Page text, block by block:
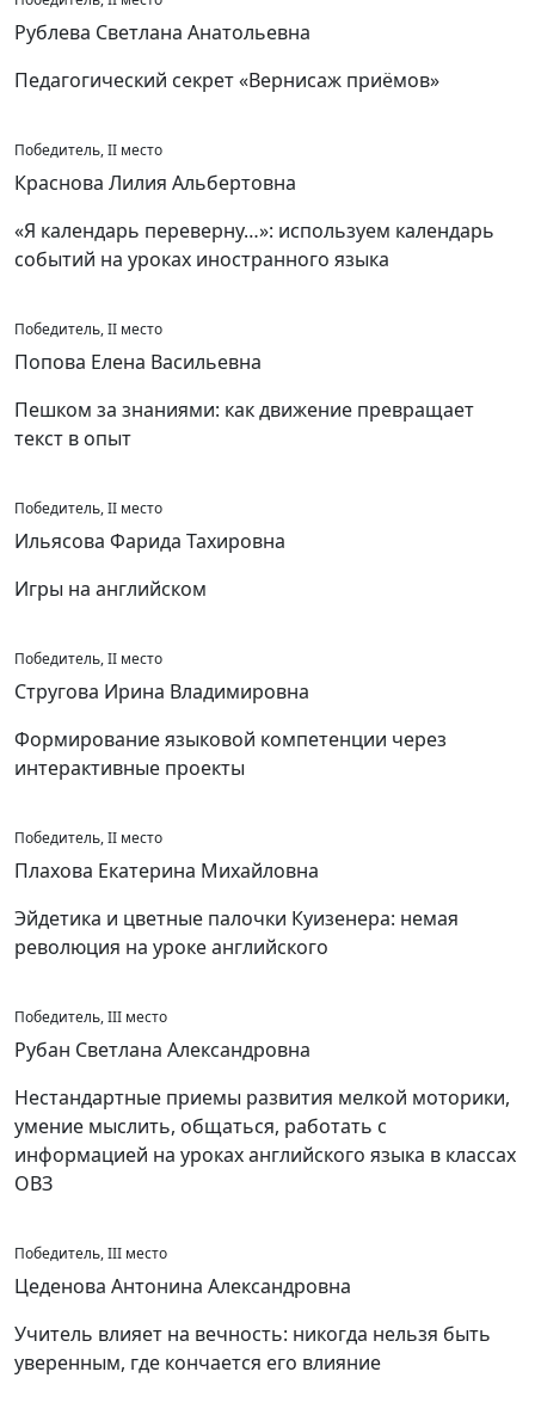
Рублева Светлана Анатольевна
Педагогический секрет «Вернисаж приёмов»
Победитель, II место
Краснова Лилия Альбертовна
«Я календарь переверну…»: используем календарь
событий на уроках иностранного языка
Победитель, II место
Попова Елена Васильевна
Пешком за знаниями: как движение превращает
текст в опыт
Победитель, II место
Ильясова Фарида Тахировна
Игры на английском
Победитель, II место
Стругова Ирина Владимировна
Формирование языковой компетенции через
интерактивные проекты
Победитель, II место
Плахова Екатерина Михайловна
Эйдетика и цветные палочки Куизенера: немая
революция на уроке английского
Победитель, III место
Рубан Светлана Александровна
Нестандартные приемы развития мелкой моторики,
умение мыслить, общаться, работать с
информацией на уроках английского языка в классах
ОВЗ
Победитель, III место
Цеденова Антонина Александровна
Учитель влияет на вечность: никогда нельзя быть
уверенным, где кончается его влияние